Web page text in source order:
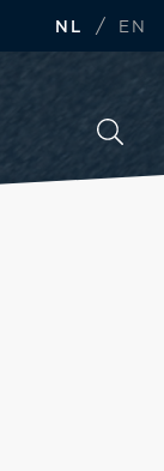
NL / EN